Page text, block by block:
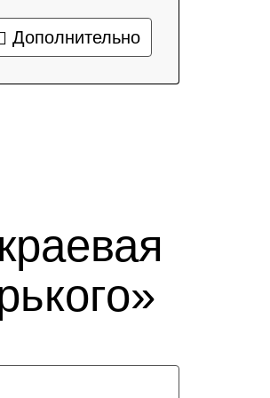
Дополнительно